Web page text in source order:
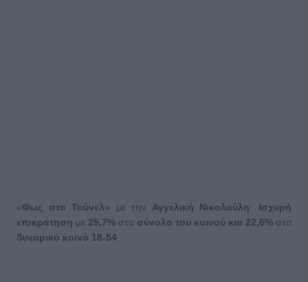
«Φως στο Τούνελ» με την Αγγελική Νικολούλη: Ισχυρή
επικράτηση με 25,7%στο σύνολο του κοινού και 22,6% στο
δυναμικό κοινό 18-54